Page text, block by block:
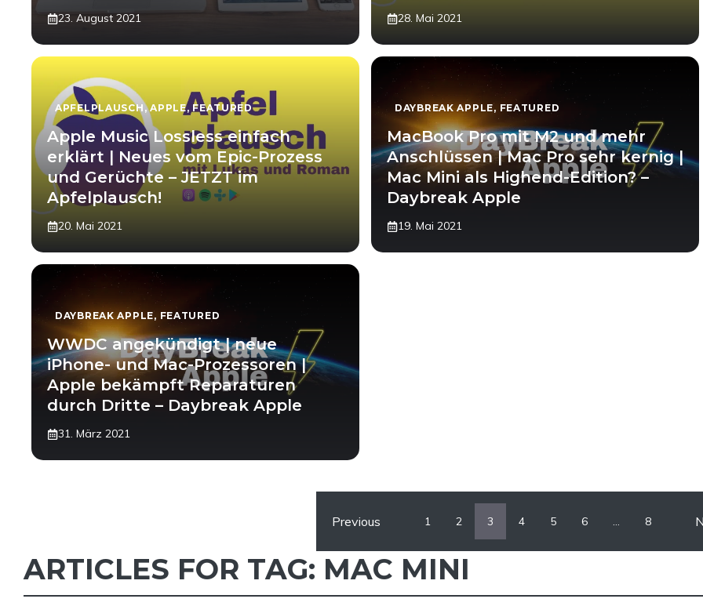
23. August 2021 28. Mai 2021
APFELPLAUSCH ,APPLE, FEATURED
Apple Music Lossless einfach
erklärt | Neues vom Epic-Prozess
und Gerüchte – JETZT im
Apfelplausch!
20. Mai 2021
DAYBREAK APPLE, FEATURED
MacBook Pro mit M2 und mehr
Anschlüssen | Mac Pro sehr kernig |
Mac Mini als Highend-Edition? –
Daybreak Apple
19. Mai 2021
DAYBREAK APPLE, FEATURED
WWDC angekündigt | neue
iPhone- und Mac-Prozessoren |
Apple bekämpft Reparaturen
durch Dritte – Daybreak Apple
31. März 2021
Previous 1 2 3 4 5 6 … 8
ARTICLES FOR TAG: MAC MINI